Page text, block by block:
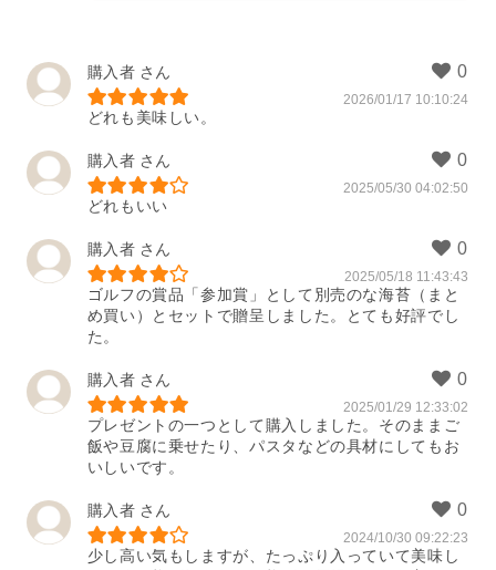
購入者
待ってました！　もうスーパーじゃ
ダメです！
2026/08/01 11:04:03
購入者
2026/01/17 10:10:24
どれも美味しい。
購入者
2025/05/30 04:02:50
どれもいい
購入者
2025/05/18 11:43:43
ゴルフの賞品「参加賞」として別売のな海苔（まと
め買い）とセットで贈呈しました。とても好評でし
た。
購入者
2025/01/29 12:33:02
プレゼントの一つとして購入しました。そのままご
飯や豆腐に乗せたり、パスタなどの具材にしてもお
いしいです。
購入者
2024/10/30 09:22:23
少し高い気もしますが、たっぷり入っていて美味し